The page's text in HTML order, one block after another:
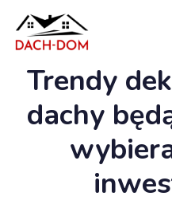
Trendy
dachy